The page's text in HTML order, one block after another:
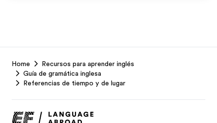
Footer
Home
Recursos para aprender inglés
Guía de gramática inglesa
Referencias de tiempo y de lugar